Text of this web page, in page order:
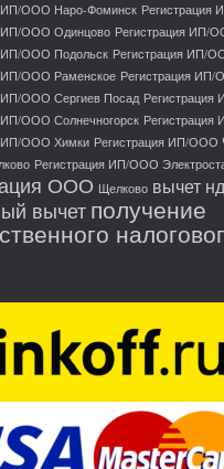
ИП/ООО Наро-Фоминск Регистрация
ИП/ООО Одинцово Регистрация ИП/
ИП/ООО Подольск Регистрация ИП/
ИП/ООО Раменское Регистрация
ИП/ООО Сергиев Посад
ИП/ООО Солнечногорск
ИП/ООО Химки Регистрация ИП/ООО
Регистрация ИП/ООО
ООО Щелково вычет
вычетполучение